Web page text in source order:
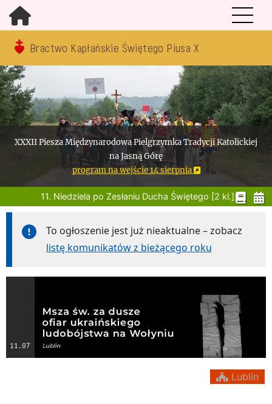
Bractwo Kapłańskie Świętego Piusa X
XXXII Piesza Międzynarodowa Pielgrzymka Tradycji Katolickiej
na Jasną Górę
program na wejście 14 sierpnia
11. Niedziela po Zesłaniu Ducha Świętego [2 kl.]
To ogłoszenie jest już nieaktualne – zobacz
listę komunikatów z bieżącego roku
Lublin